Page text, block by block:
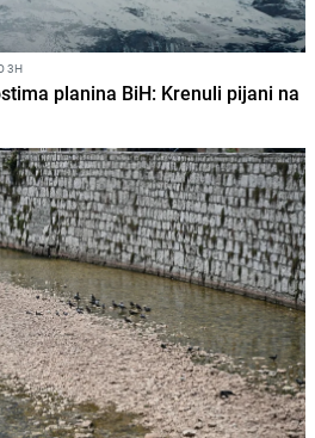
3H
planina BiH: Krenuli pijani na